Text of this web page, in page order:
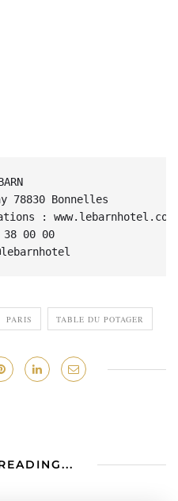
78830 Bonnelles
:
00 00
PARIS TABLE DU POTAGER